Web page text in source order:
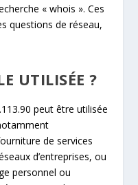
« whois ». Ces
questions de réseau,
UTILISÉE ?
peut être utilisée
de services
d’entreprises, ou
personnel ou